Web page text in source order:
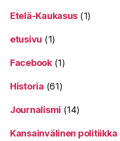
Etelä-Kaukasus (1)
etusivu (1)
Facebook(1)
Historia (61)
Journalismi (14)
Kansainvälinen politiikka